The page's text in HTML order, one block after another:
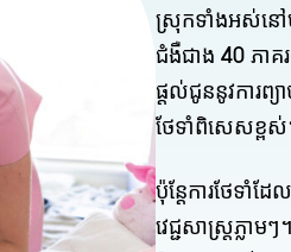
ស្រុកទាំងអស់នៅ
ជំងឺជាង 40 ភាគ
ផ្តល់ជូននូវការព្
ថែទាំពិសេសខ្ពស់
ប៉ុន្តែការថែទាំដ
វេជ្ជសាស្ត្រភ្លាម